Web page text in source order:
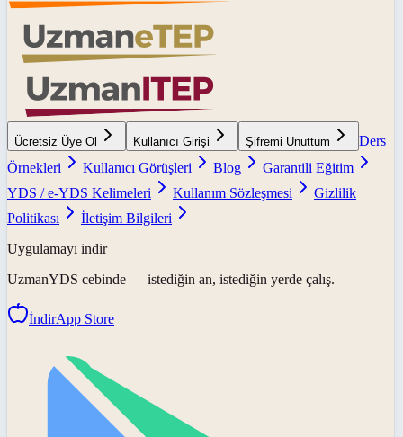
Ücretsiz Üye Ol Kullanıcı Girişi Şifremi Unuttum
Ders
Örnekleri
Kullanıcı Görüşleri Blog
Garantili Eğitim
YDS / e-YDS Kelimeleri
Kullanım Sözleşmesi
Gizlilik
Politikası
İletişim Bilgileri
Uygulamayı indir
UzmanYDS cebinde — istediğin an, istediğin yerde çalış.
İndirApp Store